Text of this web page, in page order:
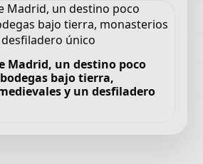
Madrid, un destino poco
bajo tierra,
y un desfiladero